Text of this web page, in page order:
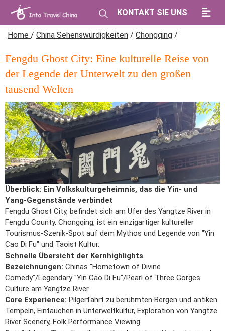
KONTAKT SIE UNS
Home / China Sehenswürdigkeiten / Chongqing /
Fengdu Ghost City: Eine kulturelle Reise von
der Legende der Unterwelt zu den großen
tausend Welten
Überblick: Ein Volkskulturgeheimnis, das die Yin- und
Yang-Gegenstände verbindet
Fengdu Ghost City, befindet sich am Ufer des Yangtze River in
Fengdu County, Chongqing, ist ein einzigartiger kultureller
Tourismus-Szenik-Spot auf dem Mythos und Legende von "Yin
Cao Di Fu" und Taoist Kultur.
Schnelle Übersicht der Kernhighlights
Bezeichnungen: Chinas "Hometown of Divine
Comedy"/Legendary "Yin Cao Di Fu"/Pearl of Three Gorges
Culture am Yangtze River
Core Experience: Pilgerfahrt zu berühmten Bergen und antiken
Tempeln, Eintauchen in Unterweltkultur, Exploration von Yangtze
River Scenery, Folk Performance Viewing